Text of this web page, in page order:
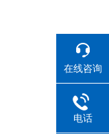
在线咨询
电话